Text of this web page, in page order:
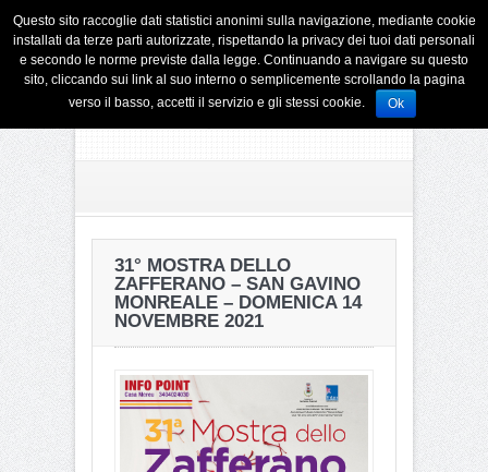
31° MOSTRA DELLO
ZAFFERANO – SAN GAVINO
MONREALE – DOMENICA 14
NOVEMBRE 2021
Questo sito raccoglie dati statistici anonimi sulla navigazione, mediante cookie
installati da terze parti autorizzate, rispettando la privacy dei tuoi dati personali
e secondo le norme previste dalla legge. Continuando a navigare su questo
sito, cliccando sui link al suo interno o semplicemente scrollando la pagina
verso il basso, accetti il servizio e gli stessi cookie.
Ok